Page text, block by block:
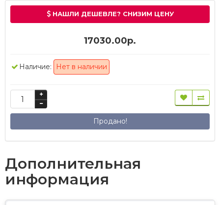
НАШЛИ ДЕШЕВЛЕ? СНИЗИМ ЦЕНУ
17030.00р.
Наличие: Нет в наличии
Продано!
Дополнительная
информация